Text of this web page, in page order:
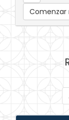
Comenzar